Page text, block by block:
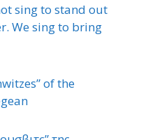
sing to stand out
We sing to bring
of the